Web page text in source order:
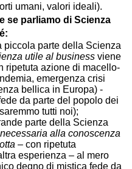
umani, valori ideali).
se parliamo di Scienza
piccola parte della Scienza
utile al business viene
ripetuta azione di macello-
emergenza crisi
bellica in Europa) -
da parte del popolo dei
tutti noi);
parte della Scienza
necessaria alla conoscenza
– con ripetuta
esperienza – al mero
degno di mistica fede da